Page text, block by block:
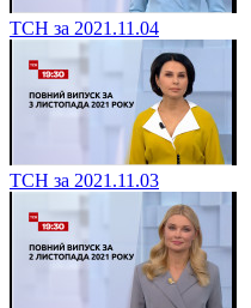
ТСН за 2021.11.04
ТСН за 2021.11.03